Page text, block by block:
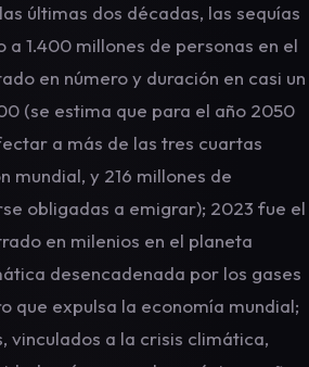
últimas dos décadas, las sequías
1.400 millones de personas en el
en número y duración en casi un
(se estima que para el año 2050
a más de las tres cuartas
mundial, y 216 millones de
obligadas a emigrar); 2023 fue el
en milenios en el planeta
desencadenada por los gases
que expulsa la economía mundial;
vinculados a la crisis climática,